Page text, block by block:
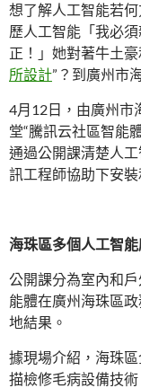
想了解人工智能若
歷人工智能「我必
正！」她對著牛土
所設計”？到廣州市
4月12日，由廣州市
堂“騰訊云社區智能
通過公開課清楚人
訊工程師協助下安裝
海珠區多個人工智
公開課分為室內和
能體在廣州海珠區
地結果。
據現場介紹，海珠
描檢修毛病設備技